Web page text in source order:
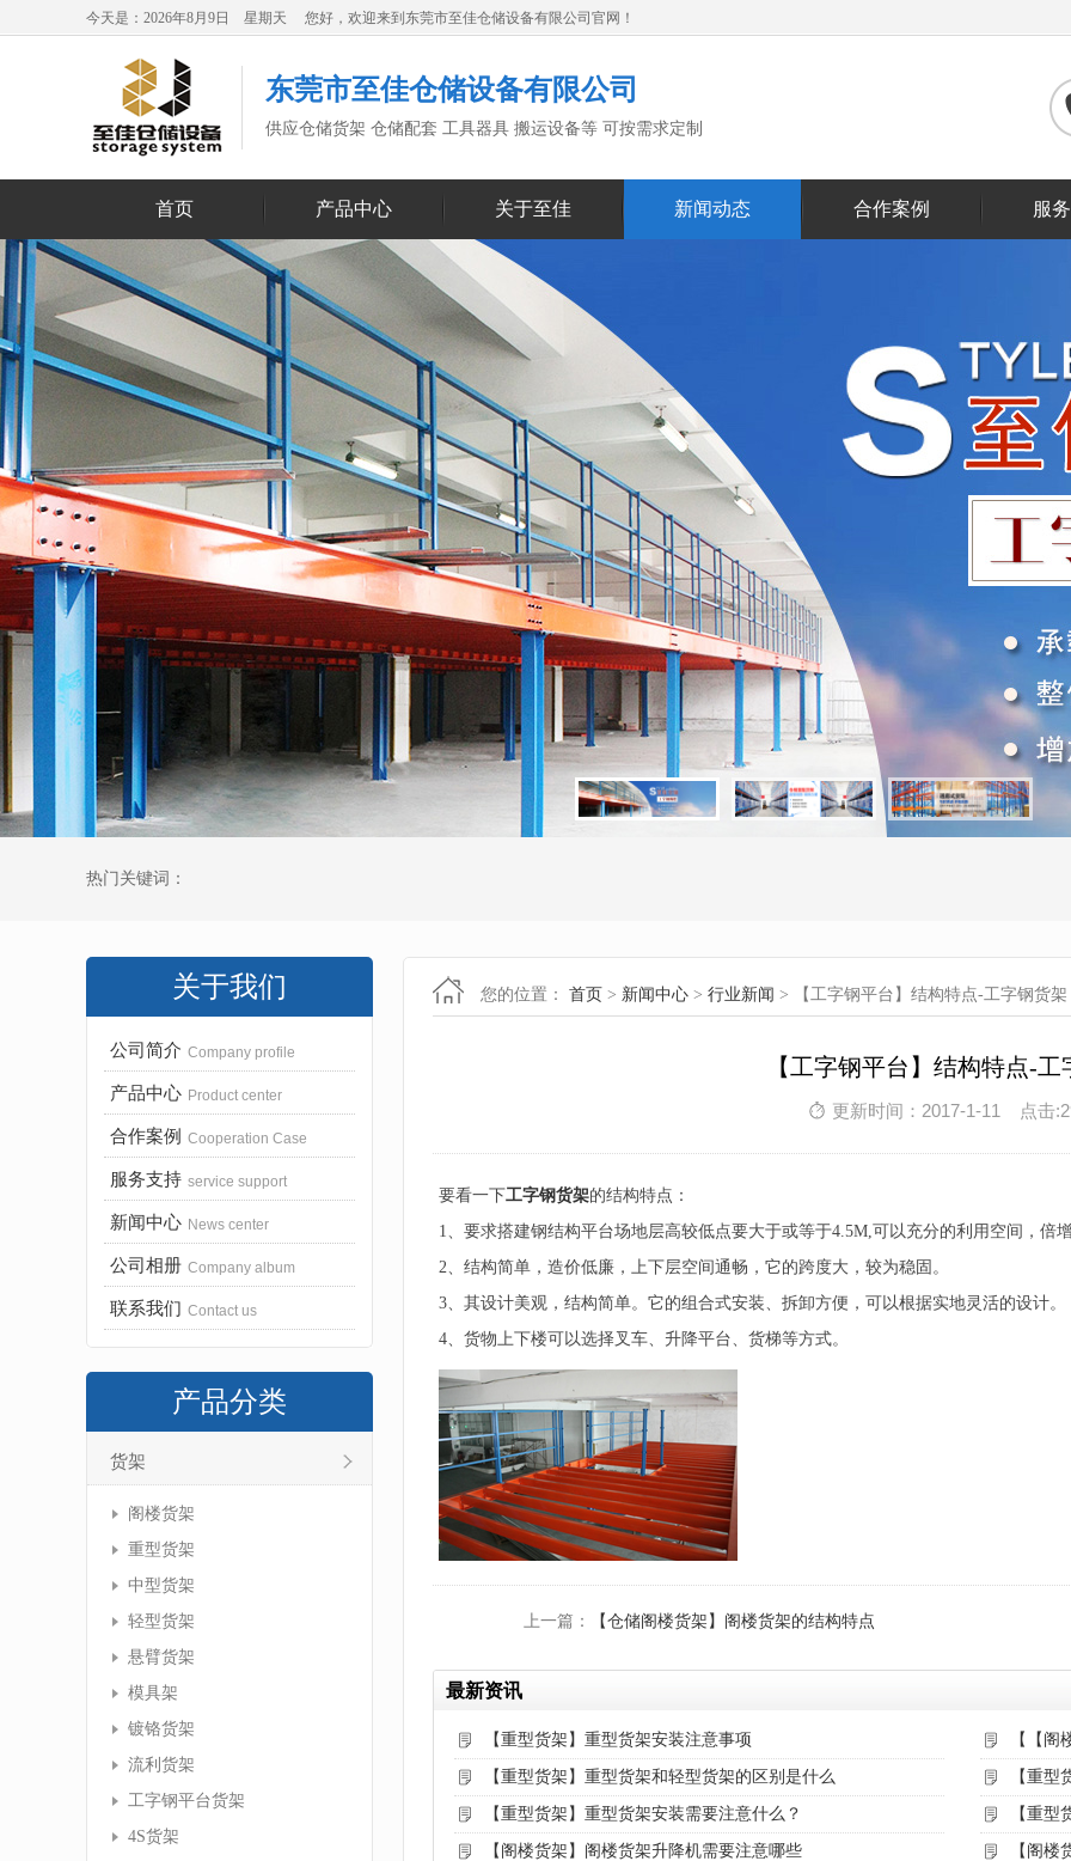
今天是：2026年8月9日 星期天 您好，欢迎来到东莞市至佳仓储设备有限公司官网！
东莞市至佳仓储设备有限公司
供应仓储货架 仓储配套 工具器具 搬运设备等 可按需求定制
首页 产品中心 关于至佳 新闻动态 合作案例 服
热门关键词：
关于我们
公司简介 Company profile
产品中心 Product center
合作案例 Cooperation Case
服务支持 service support
新闻中心 News center
公司相册 Company album
联系我们 Contact us
产品分类
货架
阁楼货架
重型货架
中型货架
轻型货架
悬臂货架
模具架
镀铬货架
流利货架
工字钢平台货架
4S货架
您的位置： 首页 > 新闻中心 > 行业新闻 > 【工字钢平台】结构特点-工字钢货架
【工字钢平台】结构特点-工
更新时间：2017-1-11 点击
要看一下工字钢货架的结构特点：
1、要求搭建钢结构平台场地层高较低点要大于或等于4.5M,可以充分的利用空间，倍
2、结构简单，造价低廉，上下层空间通畅，它的跨度大，较为稳固。
3、其设计美观，结构简单。它的组合式安装、拆卸方便，可以根据实地灵活的设计。
4、货物上下楼可以选择叉车、升降平台、货梯等方式。
上一篇： 【仓储阁楼货架】阁楼货架的结构特点
最新资讯
【重型货架】重型货架安装注意事项 【【阁
【重型货架】重型货架和轻型货架的区别是什么 【重型
【重型货架】重型货架安装需要注意什么？ 【重型
【阁楼货架】阁楼货架升降机需要注意哪些 【阁